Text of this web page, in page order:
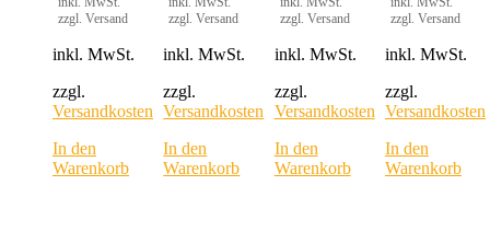
zzgl. Versand
inkl. MwSt.
zzgl.
Versandkosten
In den
Warenkorb
zzgl. Versand
inkl. MwSt.
zzgl.
Versandkosten
In den
Warenkorb
zzgl. Versand
inkl. MwSt.
zzgl.
Versandkosten
In den
Warenkorb
zzgl. Versand
inkl. MwSt.
zzgl.
Versandkosten
In den
Warenkorb